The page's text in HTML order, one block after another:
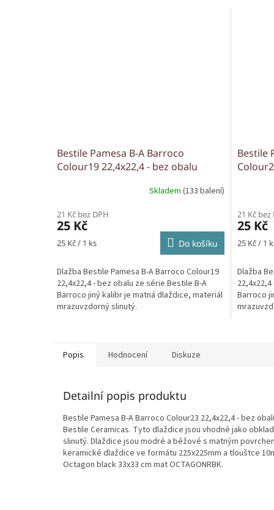
Bestile Pamesa B-A Barroco
Colour19 22,4x22,4 - bez obalu
Skladem (133 balení)
21 Kč bez DPH
25 Kč
Měrná
25 Kč / 1 ks Do košíku
Dlažba Bestile Pamesa B-A Barroco Colour19
22,4x22,4 - bez obalu ze série Bestile B-A
Barroco jiný kalibr je matná dlaždice, materiál
mrazuvzdorný slinutý.
Bestile
21 Kč bez
25 Kč
Měrná
25 Kč / 1
Dlažba
Barroco
Popis Hodnocení Diskuze
Detailní popis produktu
Bestile Pamesa B-A Barroco Colour23 22,4x22,4 - bez
Bestile Ceramicas. Tyto dlaždice jsou vhodné jako
slinutý. Dlaždice jsou modré a béžové s matným
keramické dlaždice ve formátu 225x225mm a tlouštce
Octagon black 33x33 cm mat OCTAGONRBK.